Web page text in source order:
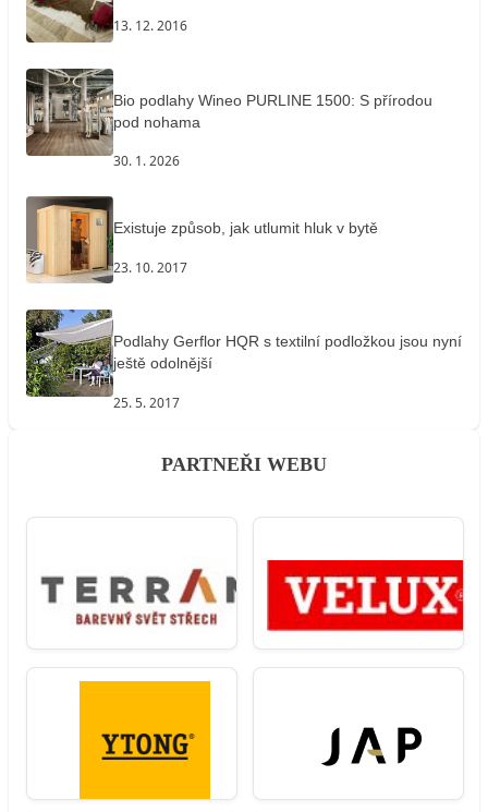
13. 12. 2016
Bio podlahy Wineo PURLINE 1500: S přírodou
pod nohama
30. 1. 2026
Existuje způsob, jak utlumit hluk v bytě
23. 10. 2017
Podlahy Gerflor HQR s textilní podložkou jsou nyní
ještě odolnější
25. 5. 2017
PARTNEŘI WEBU